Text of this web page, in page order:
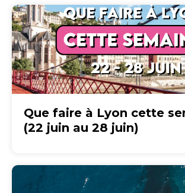
Que faire à Lyon cette
(22 juin au 28 juin)